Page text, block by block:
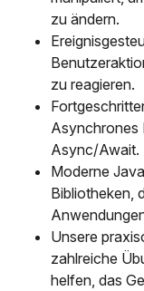
zu ändern.
zu reagieren.
Asynchrones
Async/Await.
Moderne
Bibliotheken,
Unsere
zahlreiche
helfen, das